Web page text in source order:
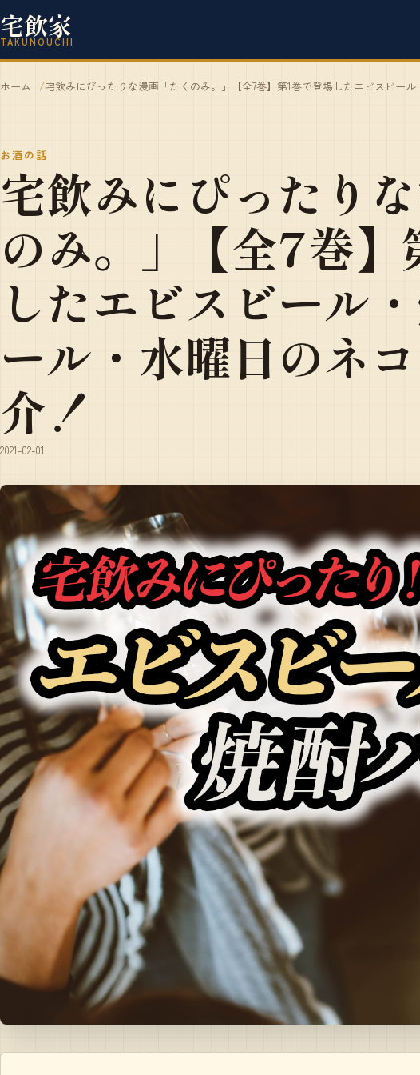
宅飲家
TAKUNOUCHI
ホーム 宅飲みにぴったりな漫画「たくのみ。」【全7巻】第1巻で登場したエビスビー
お酒の話
宅飲みにぴったり
のみ。」【全7巻】
したエビスビール
ール・水曜日のネ
介！
2021-02-01